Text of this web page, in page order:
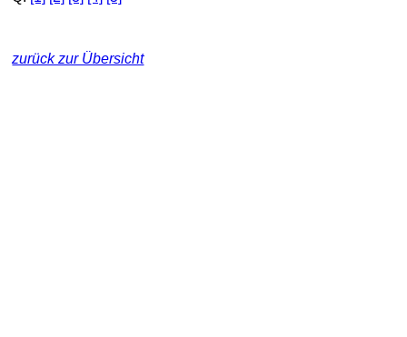
zurück zur Übersicht